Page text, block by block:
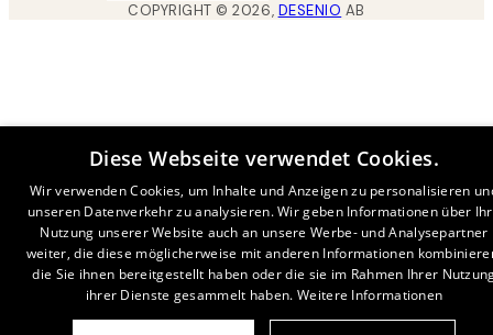
COPYRIGHT ©2026, DESENIO AB
Diese Webseite verwendet Cookies.
Wir verwenden Cookies, um Inhalte und Anzeigen zu personalisieren
unseren Datenverkehr zu analysieren. Wir geben Informationen über
Nutzung unserer Website auch an unsere Werbe- und Analysepartner
weiter, die diese möglicherweise mit anderen Informationen
die Sie ihnen bereitgestellt haben oder die sie im Rahmen Ihrer
ihrer Dienste gesammelt haben. Weitere Informationen